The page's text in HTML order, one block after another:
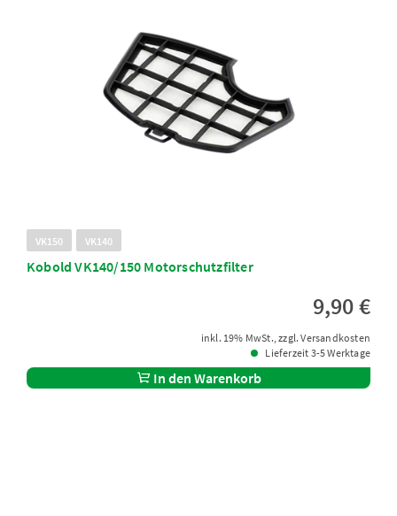
VK150 VK140
Kobold VK140/150 Motorschutzfilter
9,90 €
inkl. 19% MwSt., zzgl. Versandkosten
Lieferzeit 3-5 Werktage
In den Warenkorb